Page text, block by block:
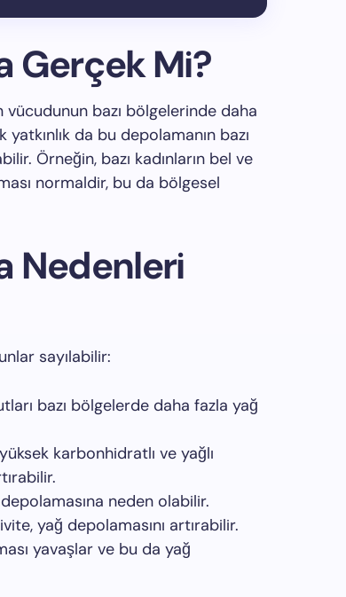
Gerçek Mi?
bazı bölgelerinde daha
da bu depolamanın bazı
Örneğin, bazı kadınların bel ve
normaldir, bu da bölgesel
Nedenleri
sayılabilir:
bazı bölgelerde daha fazla yağ
karbonhidratlı ve yağlı
neden olabilir.
yağ depolamasını artırabilir.
yavaşlar ve bu da yağ